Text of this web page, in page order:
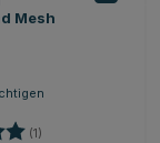
Mesh
(1)